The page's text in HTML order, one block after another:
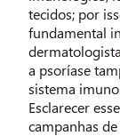
tecidos; por
fundamental
dermatologista
a psoríase
sistema
Esclarecer
campanhas